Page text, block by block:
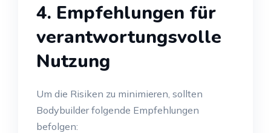
4. Empfehlungen für
verantwortungsvolle
Nutzung
Um die Risiken zu minimieren, sollten
Bodybuilder folgende Empfehlungen
befolgen: